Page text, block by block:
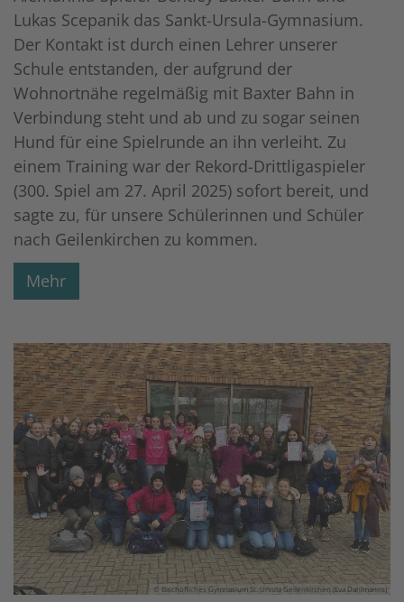
Lukas Scepanik das Sankt-Ursula-Gymnasium.
Der Kontakt ist durch einen Lehrer unserer
Schule entstanden, der aufgrund der
Wohnortnähe regelmäßig mit Baxter Bahn in
Verbindung steht und ab und zu sogar seinen
Hund für eine Spielrunde an ihn verleiht. Zu
einem Training war der Rekord-Drittligaspieler
(300. Spiel am 27. April 2025) sofort bereit, und
sagte zu, für unsere Schülerinnen und Schüler
nach Geilenkirchen zu kommen.
Mehr
© Bischöfliches Gymnasium St. Ursula Geilenkirchen (Eva Dahlmanns)